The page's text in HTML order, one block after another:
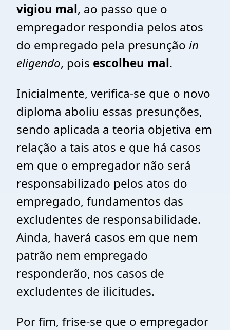
vigiou mal, ao passo que o
empregador respondia pelos atos
do empregado pela presunção in
eligendo, pois escolheu mal.
Inicialmente, verifica-se que o novo
diploma aboliu essas presunções,
sendo aplicada a teoria objetiva em
relação a tais atos e que há casos
em que o empregador não será
responsabilizado pelos atos do
empregado, fundamentos das
excludentes de responsabilidade.
Ainda, haverá casos em que nem
patrão nem empregado
responderão, nos casos de
excludentes de ilicitudes.
Por fim, frise-se que o empregador